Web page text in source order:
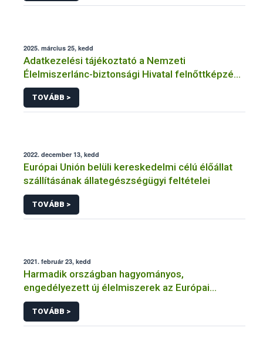
2025. március 25, kedd
Adatkezelési tájékoztató a Nemzeti
Élelmiszerlánc-biztonsági Hivatal felnőttképzési
tevékenységéhez kapcsolódó adatkezeléséhez
TOVÁBB >
2022. december 13, kedd
Európai Unión belüli kereskedelmi célú élőállat
szállításának állategészségügyi feltételei
TOVÁBB >
2021. február 23, kedd
Harmadik országban hagyományos,
engedélyezett új élelmiszerek az Európai
Unióban
TOVÁBB >